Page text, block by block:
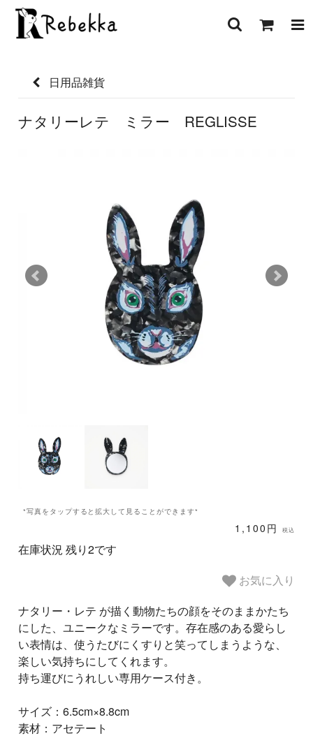
日用品雑貨
ナタリーレテ ミラー REGLISSE
*写真をタップすると拡大して見ることができます*
1,100円 税込
在庫状況 残り2です
お気に入り
ナタリー・レテ が描く動物たちの顔をそのままかたち
にした、ユニークなミラーです。存在感のある愛らし
い表情は、使うたびにくすりと笑ってしまうような、
楽しい気持ちにしてくれます。
持ち運びにうれしい専用ケース付き。
サイズ：6.5cm×8.8cm
素材：アセテート